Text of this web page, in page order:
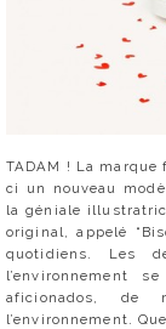
TADAM ! La
ci un nouveau
la géniale
original, appelé
quotidiens. Les
l’environnement
aficionados, de
l’environnement.